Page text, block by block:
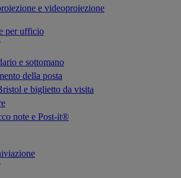
e videoproiezione
per ufficio
e sottomano
della posta
e biglietto da visita
note e Post-it®